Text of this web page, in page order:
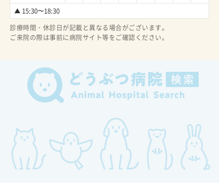
▲ 15:30〜18:30
診療時間・休診日が記載と異なる場合がございます。
ご来院の際は事前に病院サイト等をご確認ください。